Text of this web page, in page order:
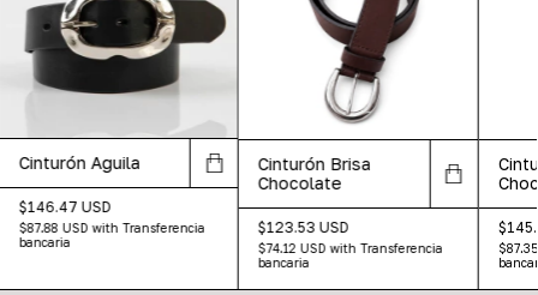
Cinturón Aguila
$146.47 USD
$87.88 USDwith Transferencia
bancaria
Cinturón Brisa
Chocolate
$123.53 USD
$74.12 USDwith Transferencia
bancaria